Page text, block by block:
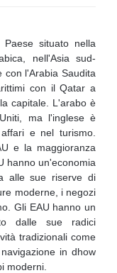
situato nella
nell'Asia sud-
con l'Arabia Saudita
con il Qatar a
capitale. L'arabo è
ma l'inglese è
e nel turismo.
e la maggioranza
hanno un'economia
alle sue riserve di
moderne, i negozi
Gli EAU hanno un
dalle sue radici
tradizionali come
in dhow
moderni.